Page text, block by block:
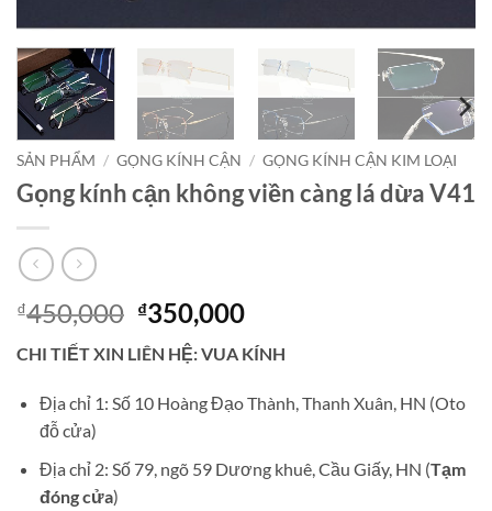
SẢN PHẨM / GỌNG KÍNH CẬN / GỌNG KÍNH CẬN KIM LOẠI
Gọng kính cận không viền càng lá dừa V41
₫450,000 Giá
gốc
là:
₫450,000.
₫350,000Giá
hiện
tại
là:
₫350,000.
CHI TIẾT XIN LIÊN HỆ: VUA KÍNH
Địa chỉ 1: Số 10 Hoàng Đạo Thành, Thanh Xuân, HN (Oto
đỗ cửa)
Địa chỉ 2: Số 79, ngõ 59 Dương khuê, Cầu Giấy, HN (Tạm
đóng cửa)